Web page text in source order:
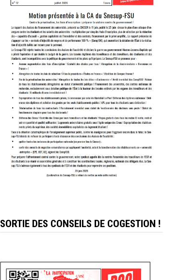
SORTIE DES CONSEILS DE COGESTION !